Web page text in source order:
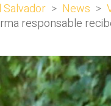
Salvador > News >
responsable